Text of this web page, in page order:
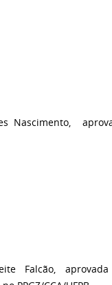
Nascimento,
Falcão, aprovada